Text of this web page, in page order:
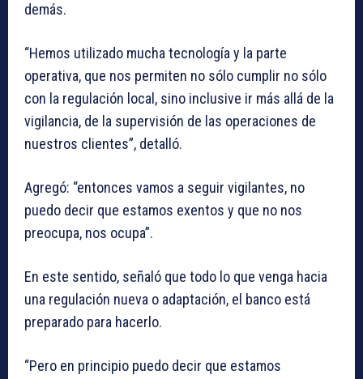
demás.
“Hemos utilizado mucha tecnología y la parte
operativa, que nos permiten no sólo cumplir no sólo
con la regulación local, sino inclusive ir más allá de la
vigilancia, de la supervisión de las operaciones de
nuestros clientes”, detalló.
Agregó: “entonces vamos a seguir vigilantes, no
puedo decir que estamos exentos y que no nos
preocupa, nos ocupa”.
En este sentido, señaló que todo lo que venga hacia
una regulación nueva o adaptación, el banco está
preparado para hacerlo.
“Pero en principio puedo decir que estamos